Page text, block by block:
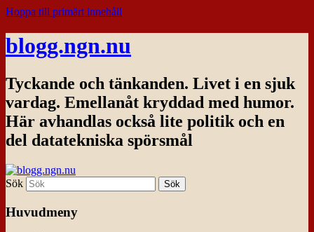
Hoppa till primärt innehåll
blogg.ngn.nu
Tyckande och tänkanden. Livet i en sjuk
vardag. Emellanåt kryddad med humor.
Här avhandlas också lite politik och en
del datatekniska spörsmål
Sök
Huvudmeny